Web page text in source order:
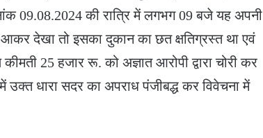
09.08.2024 की रात्रि में लगभग 09 बजे यह अपनी
देखा तो इसका दुकान का छत क्षतिग्रस्त था एवं
25 हजार रू. को अज्ञात आरोपी द्वारा चोरी कर
में उक्त धारा सदर का अपराध पंजीबद्ध कर विवेचना में